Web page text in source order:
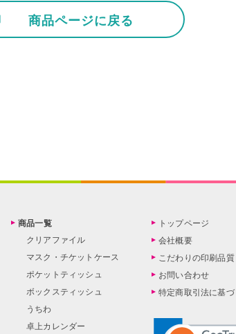
商品ページに戻る
商品一覧
クリアファイル
マスク・チケットケース
ポケットティッシュ
ボックスティッシュ
うちわ
卓上カレンダー
トップページ
会社概要
こだわりの印刷品質
お問い合わせ
特定商取引法に基